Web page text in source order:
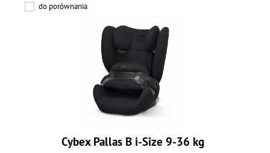
do porównania
Cybex Pallas B i-Size 9-36 kg